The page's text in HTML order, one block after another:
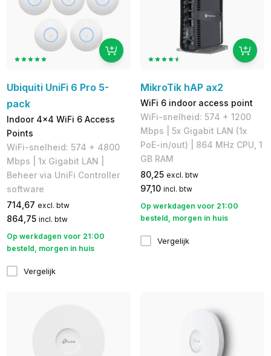
Ubiquiti UniFi 6 Pro 5-
pack
Indoor 4x4 WiFi 6 Access
Points
WiFi-snelheid: 574 + 4800
Mbps | 1x Gigabit LAN |
Beheer via UniFi Controller
software
714,67 excl. btw
864,75 incl. btw
Op werkdagen voor 21:00
besteld, morgen in huis
Vergelijk
MikroTik hAP ax2
WiFi 6 indoor access point
WiFi-snelheid: 574 + 1200
Mbps | 5x Gigabit LAN (1x
PoE-in/out) | 864 MHz CPU, 1
GB RAM
80,25 excl. btw
97,10 incl. btw
Op werkdagen voor 21:00
besteld, morgen in huis
Vergelijk